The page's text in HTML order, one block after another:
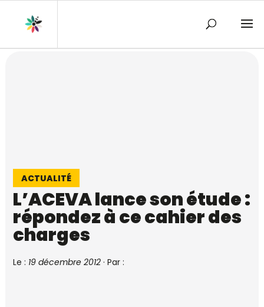
ACTUALITÉ
L’ACEVA lance son étude :
répondez à ce cahier des
charges
Le : 19 décembre 2012· Par :